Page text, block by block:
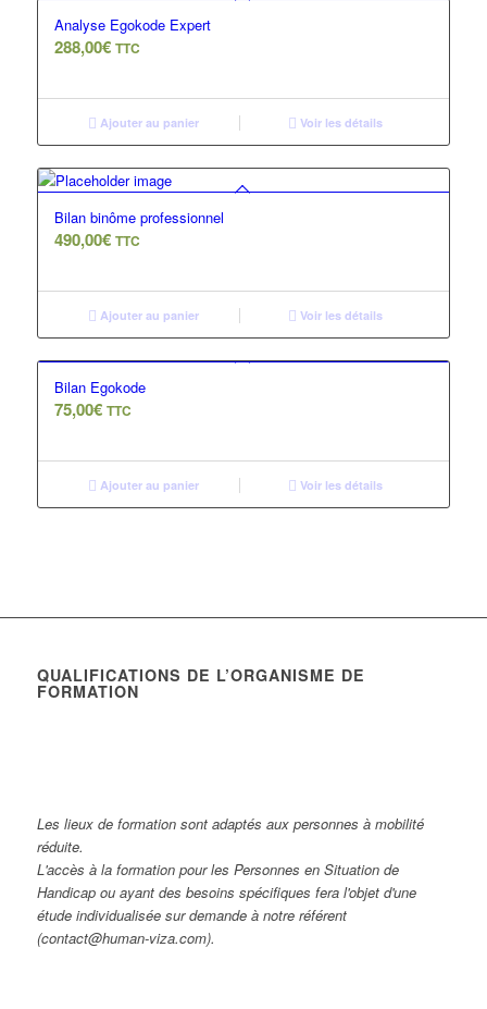
Analyse Egokode Expert
288,00€ TTC
Ajouter au panier Voir les détails
Bilan binôme professionnel
490,00€ TTC
Ajouter au panier Voir les détails
Bilan Egokode
75,00€ TTC
Ajouter au panier Voir les détails
QUALIFICATIONS DE L’ORGANISME DE
FORMATION
Les lieux de formation sont adaptés aux personnes à mobilité
réduite.
L'accès à la formation pour les Personnes en Situation de
Handicap ou ayant des besoins spécifiques fera l'objet d'une
étude individualisée sur demande à notre référent
(contact@human-viza.com).